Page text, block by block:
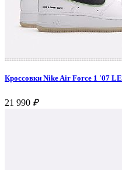
Кроссовки Nike Air Force 1 '07 LE
21 990 ₽